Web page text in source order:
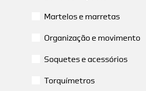
Martelos e marretas
Organização e movimento
Soquetes e acessórios
Torquímetros